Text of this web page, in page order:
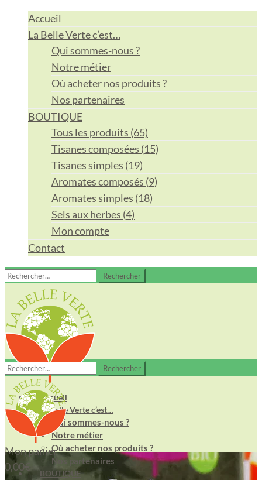
Accueil
La Belle Verte c’est…
Qui sommes-nous ?
Notre métier
Où acheter nos produits ?
Nos partenaires
BOUTIQUE
Tous les produits (65)
Tisanes composées (15)
Tisanes simples (19)
Aromates composés (9)
Aromates simples (18)
Sels aux herbes (4)
Mon compte
Contact
Rechercher :
Accueil
La Belle Verte c’est…
Qui sommes-nous ?
Notre métier
Où acheter nos produits ?
Nos partenaires
BOUTIQUE
Rechercher :
Mon panier
0,00€